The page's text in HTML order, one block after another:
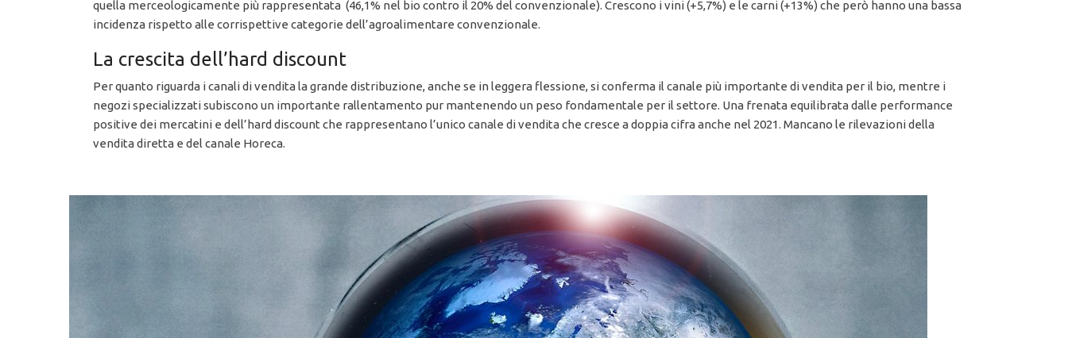
quella merceologicamente più rappresentata (46,1% nel bio contro il 20% del convenzionale). Crescono i vini (+5,7%) e le carni (+13%) che però hanno una bassa
incidenza rispetto alle corrispettive categorie dell’agroalimentare convenzionale.
La crescita dell’hard discount
Per quanto riguarda i canali di vendita la grande distribuzione, anche se in leggera flessione, si conferma il canale più importante di vendita per il bio, mentre i
negozi specializzati subiscono un importante rallentamento pur mantenendo un peso fondamentale per il settore. Una frenata equilibrata dalle performance
positive dei mercatini e dell’hard discount che rappresentano l’unico canale di vendita che cresce a doppia cifra anche nel 2021. Mancano le rilevazioni della
vendita diretta e del canale Horeca.